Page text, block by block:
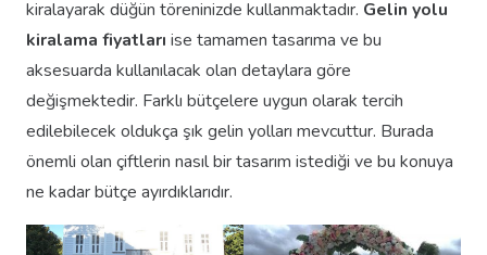
kiralayarak düğün töreninizde kullanmaktadır. Gelin yolu
kiralama fiyatları ise tamamen tasarıma ve bu
aksesuarda kullanılacak olan detaylara göre
değişmektedir. Farklı bütçelere uygun olarak tercih
edilebilecek oldukça şık gelin yolları mevcuttur. Burada
önemli olan çiftlerin nasıl bir tasarım istediği ve bu konuya
ne kadar bütçe ayırdıklarıdır.